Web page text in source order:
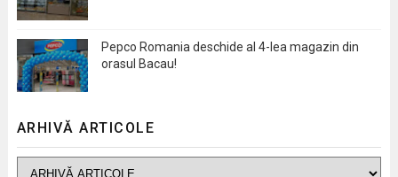
Pepco Romania deschide al 4-lea magazin din
orasul Bacau!
ARHIVĂ ARTICOLE